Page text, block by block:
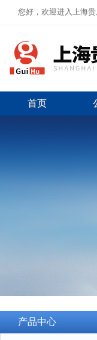
您好，欢迎进入上海
首页
产品中心